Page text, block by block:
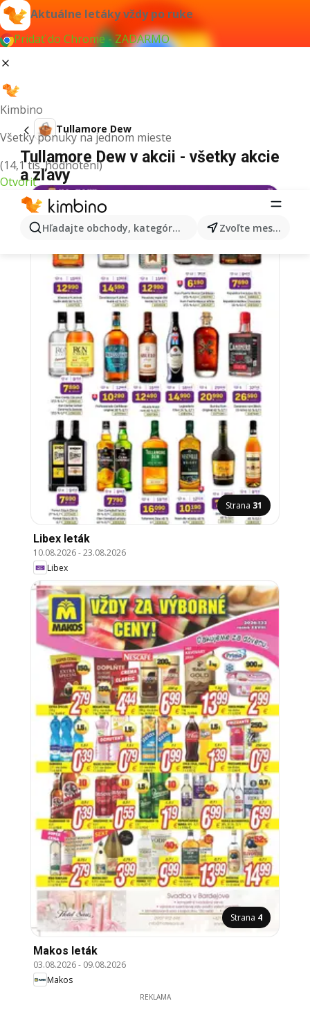
Aktuálne letáky vždy po ruke
Pridať do Chrome - ZADARMO
Kimbino
Všetky ponuky na jednom mieste
(14,1 tis. hodnotení)
Otvoriť
Hľadajte obchody, kategórie, produkty... Zvoľte mesto
Tullamore Dew
Tullamore Dew v akcii - všetky akcie
a zľavy
Strana 31
Libex leták
10.08.2026-23.08.2026
Libex
Strana 4
Makos leták
03.08.2026- 09.08.2026
Makos
REKLAMA